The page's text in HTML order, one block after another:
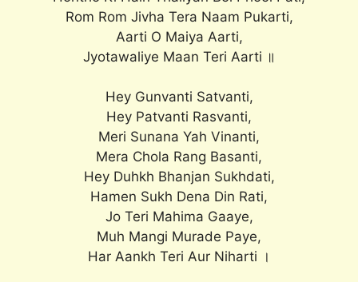
Rom Rom Jivha Tera Naam Pukarti,
Aarti O Maiya Aarti,
Jyotawaliye Maan Teri Aarti ॥
Hey Gunvanti Satvanti,
Hey Patvanti Rasvanti,
Meri Sunana Yah Vinanti,
Mera Chola Rang Basanti,
Hey Duhkh Bhanjan Sukhdati,
Hamen Sukh Dena Din Rati,
Jo Teri Mahima Gaaye,
Muh Mangi Murade Paye,
Har Aankh Teri Aur Niharti ।